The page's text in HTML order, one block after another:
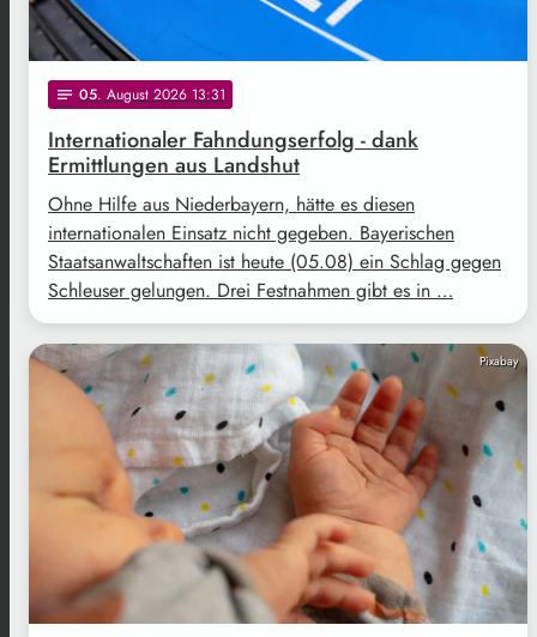
notes 05. August 2026 13:31
Internationaler Fahndungserfolg - dank
Ermittlungen aus Landshut
Ohne Hilfe aus Niederbayern, hätte es diesen
internationalen Einsatz nicht gegeben. Bayerischen
Staatsanwaltschaften ist heute (05.08) ein Schlag gegen
Schleuser gelungen. Drei Festnahmen gibt es in …
Pixabay